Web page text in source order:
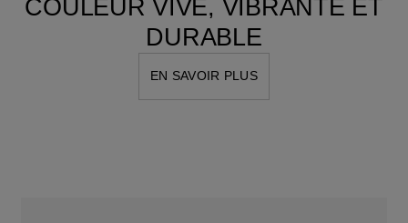
COULEUR VIVE, VIBRANTE ET
DURABLE
EN SAVOIR PLUS